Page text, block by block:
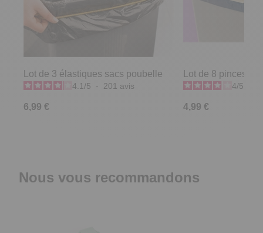
Lot de 3 élastiques sacs poubelle
4.1 /5 - 201 avis
6,99 €
Lot de 8 pinces
4/5
4,99 €
Nous vous recommandons